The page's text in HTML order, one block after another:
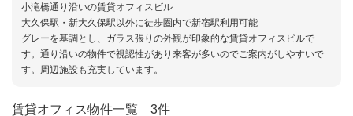
小滝橋通り沿いの賃貸オフィスビル
大久保駅・新大久保駅以外に徒歩圏内で新宿駅利用可能
グレーを基調とし、ガラス張りの外観が印象的な賃貸オフィスビルで
す。通り沿いの物件で視認性があり来客が多いのでご案内がしやすいで
す。周辺施設も充実しています。
賃貸オフィス物件一覧 3件